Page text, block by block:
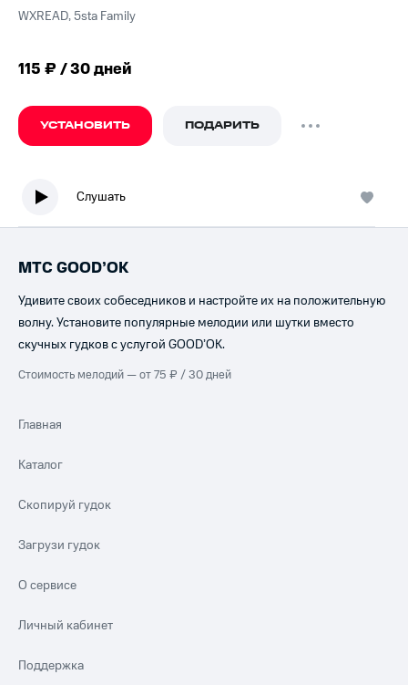
WXREAD, 5sta Family
115 ₽ / 30 дней
УСТАНОВИТЬ ПОДАРИТЬ
Слушать
МТС GOOD’OK
Удивите своих собеседников и настройте их на положительную
волну. Установите популярные мелодии или шутки вместо
скучных гудков с услугой GOOD’OK.
Стоимость мелодий — от 75 ₽ / 30 дней
Главная
Каталог
Скопируй гудок
Загрузи гудок
О сервисе
Личный кабинет
Поддержка